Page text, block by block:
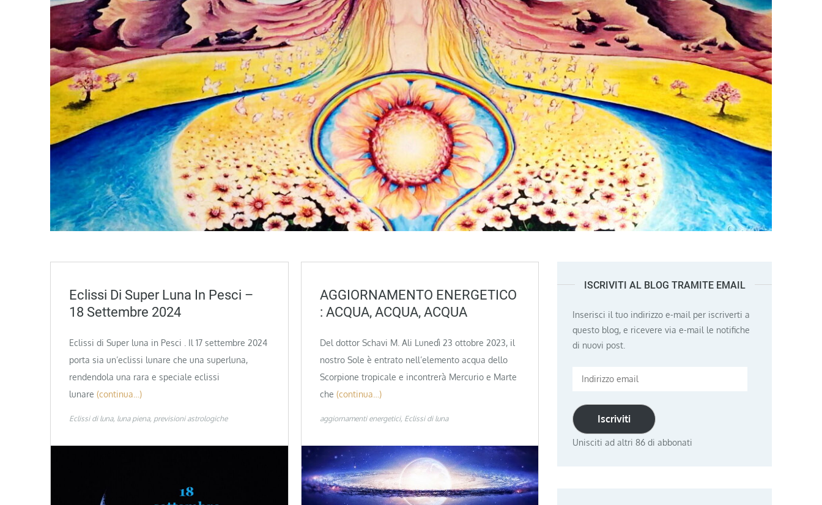
Eclissi Di Super Luna In Pesci –
18 Settembre 2024
Eclissi di Super luna in Pesci . Il 17 settembre 2024
porta sia un’eclissi lunare che una superluna,
rendendola una rara e speciale eclissi
lunare (continua…)
Eclissi di luna luna piena previsioni astrologiche
AGGIORNAMENTO ENERGETICO
: ACQUA, ACQUA, ACQUA
Del dottor Schavi M. Ali Lunedì 23 ottobre 2023, il
nostro Sole è entrato nell’elemento acqua dello
Scorpione tropicale e incontrerà Mercurio e Marte
che (continua…)
aggiornamenti energetici Eclissi di luna
ISCRIVITI AL BLOG TRAMITE EMAIL
Inserisci il tuo indirizzo e-mail per iscriverti a
questo blog, e ricevere via e-mail le notifiche
di nuovi post.
Indirizzo
Iscriviti
Unisciti ad altri 86 di abbonati